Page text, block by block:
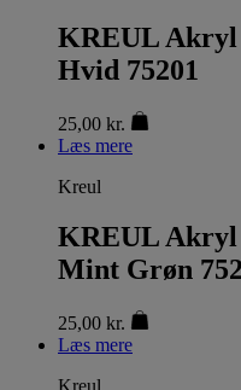
KREUL Akryl
Hvid 75201
25,00 kr.
Læs mere
Kreul
KREUL Akryl
Mint Grøn
25,00 kr.
Læs mere